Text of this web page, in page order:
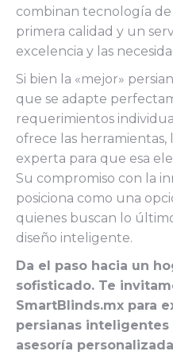
combinan tecnología
primera calidad y un
excelencia y las
Si bien la «mejor»
que se adapte
requerimientos
ofrece las herramientas,
experta para que esa
Su compromiso con la
posiciona como una
quienes buscan lo
diseño inteligente.
Da el paso hacia un
sofisticado. Te
SmartBlinds.mx para
persianas inteligentes
asesoría